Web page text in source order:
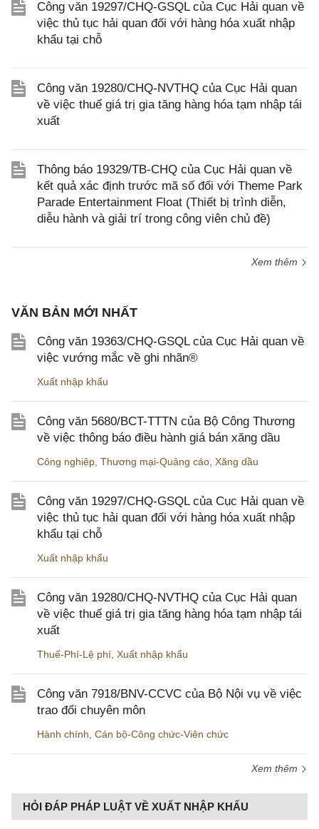
Công văn 19297/CHQ-GSQL của Cục Hải quan về
việc thủ tục hải quan đối với hàng hóa xuất nhập
khẩu tại chỗ
Công văn 19280/CHQ-NVTHQ của Cục Hải quan
về việc thuế giá trị gia tăng hàng hóa tạm nhập tái
xuất
Thông báo 19329/TB-CHQ của Cục Hải quan về
kết quả xác định trước mã số đối với Theme Park
Parade Entertainment Float (Thiết bị trình diễn,
diễu hành và giải trí trong công viên chủ đề)
Xem thêm
VĂN BẢN MỚI NHẤT
Công văn 19363/CHQ-GSQL của Cục Hải quan về
việc vướng mắc về ghi nhãn®
Xuất nhập khẩu
Công văn 5680/BCT-TTTN của Bộ Công Thương
về việc thông báo điều hành giá bán xăng dầu
Công nghiệp Thương mại-Quảng cáo Xăng dầu
Công văn 19297/CHQ-GSQL của Cục Hải quan về
việc thủ tục hải quan đối với hàng hóa xuất nhập
khẩu tại chỗ
Xuất nhập khẩu
Công văn 19280/CHQ-NVTHQ của Cục Hải quan
về việc thuế giá trị gia tăng hàng hóa tạm nhập tái
xuất
Thuế-Phí-Lệ phí Xuất nhập khẩu
Công văn 7918/BNV-CCVC của Bộ Nội vụ về việc
trao đổi chuyên môn
Hành chính Cán bộ-Công chức-Viên chức
Xem thêm
HỎI ĐÁP PHÁP LUẬT VỀ XUẤT NHẬP KHẨU